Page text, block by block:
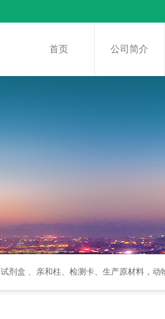
首页 公司简介
剂盒 、亲和柱、检测卡、生产原材料，动